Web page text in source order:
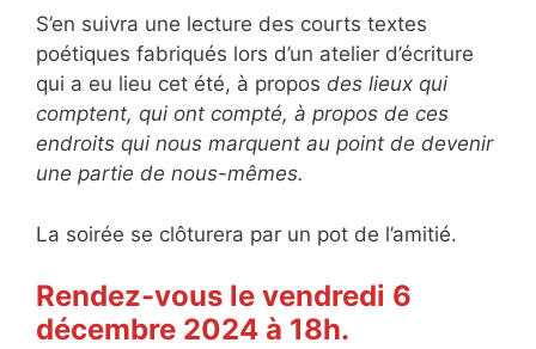
S’en suivra une lecture des courts textes
poétiques fabriqués lors d’un atelier d’écriture
qui a eu lieu cet été, à propos des lieux qui
comptent, qui ont compté, à propos de ces
endroits qui nous marquent au point de devenir
une partie de nous-mêmes.
La soirée se clôturera par un pot de l’amitié.
Rendez-vous le vendredi 6
décembre 2024 à 18h.